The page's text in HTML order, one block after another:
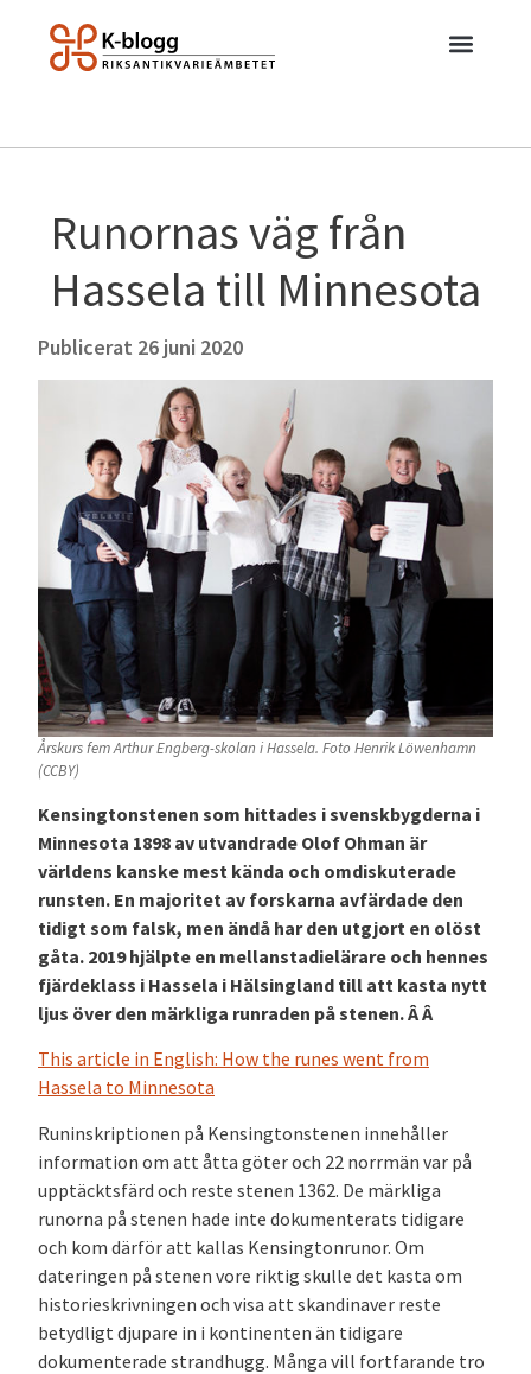
Runornas väg från
Hassela till Minnesota
Publicerat 26 juni 2020
Årskurs fem Arthur Engberg-skolan i Hassela. Foto Henrik Löwenhamn
(CCBY)
Kensingtonstenen som hittades i svenskbygderna i
Minnesota 1898 av utvandrade Olof Ohman är
världens kanske mest kända och omdiskuterade
runsten. En majoritet av forskarna avfärdade den
tidigt som falsk, men ändå har den utgjort en olöst
gåta. 2019 hjälpte en mellanstadielärare och hennes
fjärdeklass i Hassela i Hälsingland till att kasta nytt
ljus över den märkliga runraden på stenen. Â Â
This article in English: How the runes went from
Hassela to Minnesota
Runinskriptionen på Kensingtonstenen innehåller
information om att åtta göter och 22 norrmän var på
upptäcktsfärd och reste stenen 1362. De märkliga
runorna på stenen hade inte dokumenterats tidigare
och kom därför att kallas Kensingtonrunor. Om
dateringen på stenen vore riktig skulle det kasta om
historieskrivningen och visa att skandinaver reste
betydligt djupare in i kontinenten än tidigare
dokumenterade strandhugg. Många vill fortfarande tro